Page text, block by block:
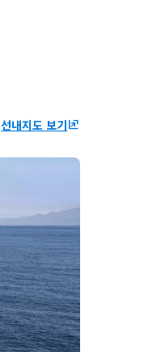
선내지도 보기ungroup